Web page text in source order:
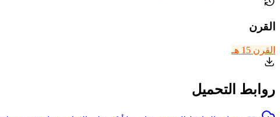
القرن
القرن 15 هـ
روابط التحميل